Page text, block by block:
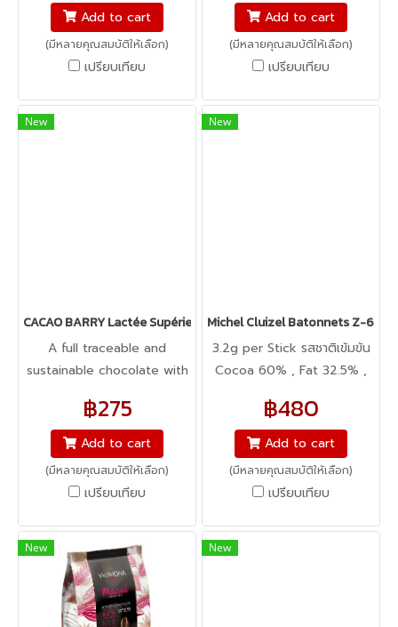
Add to cart
(มีหลายคุณสมบัติให้เลือก)
เปรียบเทียบ
vanilla flavor, these chips
have the perfect balance
of bitter and sweet.
Add to cart
(มีหลายคุณสมบัติให้เลือก)
เปรียบเทียบ
New
CACAO BARRY Lactée Supérieure 38% - Milk Chocolate
A full traceable and
sustainable chocolate with
milk taste. A unique
farmer-to-chef process to
offer you the best of
nature while encouraging
longevity of farmers
engagement.
฿275
Add to cart
(มีหลายคุณสมบัติให้เลือก)
เปรียบเทียบ
New
Michel Cluizel Batonnets Z-60 -
3.2g per Stick รสชาติเข้มข้น
Cocoa 60% , Fat 32.5% ,
฿480
Add to cart
(มีหลายคุณสมบัติให้เลือก)
เปรียบเทียบ
New New